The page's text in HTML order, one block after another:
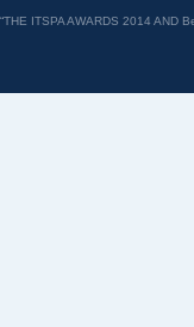
“THE ITSPA AWARDS 2014 AND